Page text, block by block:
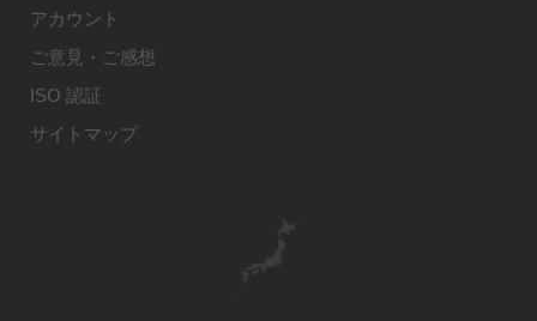
アカウント
ご意見・ご感想
ISO 認証
サイトマップ